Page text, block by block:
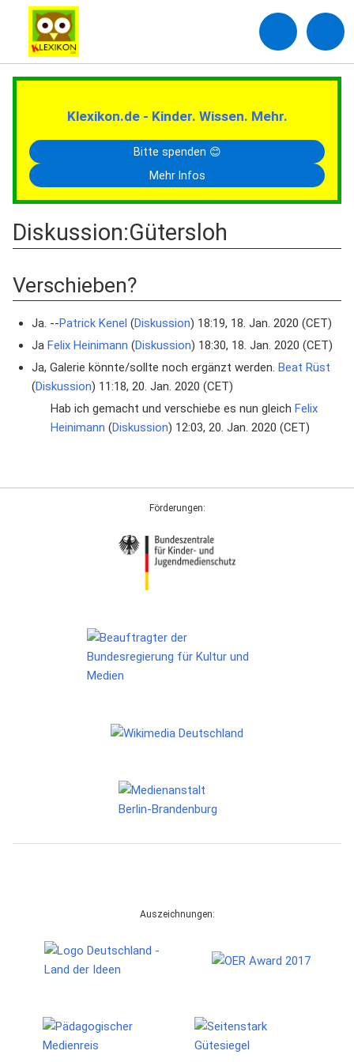
Klexikon.de - Kinder. Wissen. Mehr.
Bitte spenden 😊
Mehr Infos
Diskussion:Gütersloh
Verschieben?
Ja. --Patrick Kenel (Diskussion) 18:19, 18. Jan. 2020 (CET)
Ja Felix Heinimann (Diskussion) 18:30, 18. Jan. 2020 (CET)
Ja, Galerie könnte/sollte noch ergänzt werden. Beat Rüst
(Diskussion) 11:18, 20. Jan. 2020 (CET)
Hab ich gemacht und verschiebe es nun gleich Felix
Heinimann (Diskussion) 12:03, 20. Jan. 2020 (CET)
Förderungen:
Auszeichnungen: